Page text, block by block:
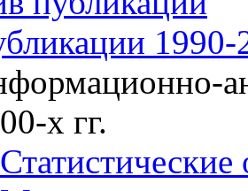
1990-
х гг.